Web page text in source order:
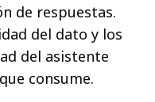
de respuestas.
del dato y los
del asistente
consume.